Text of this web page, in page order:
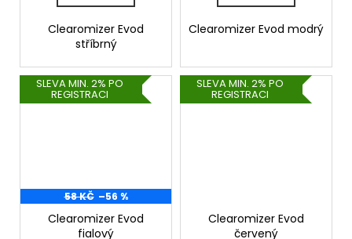
Clearomizer Evod
stříbrný
Clearomizer Evod modrý
SLEVA MIN. 2% PO
REGISTRACI
58 KČ –56 %
Clearomizer Evod
fialový
SLEVA MIN. 2% PO
REGISTRACI
Clearomizer Evod
červený